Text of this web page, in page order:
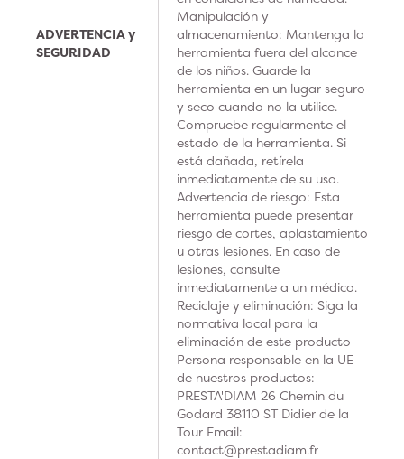
ADVERTENCIA y
SEGURIDAD
Manipulación y
almacenamiento: Mantenga la
herramienta fuera del alcance
de los niños. Guarde la
herramienta en un lugar seguro
y seco cuando no la utilice.
Compruebe regularmente el
estado de la herramienta. Si
está dañada, retírela
inmediatamente de su uso.
Advertencia de riesgo: Esta
herramienta puede presentar
riesgo de cortes, aplastamiento
u otras lesiones. En caso de
lesiones, consulte
inmediatamente a un médico.
Reciclaje y eliminación: Siga la
normativa local para la
eliminación de este producto
Persona responsable en la UE
de nuestros productos:
PRESTA'DIAM 26 Chemin du
Godard 38110 ST Didier de la
Tour Email:
contact@prestadiam.fr